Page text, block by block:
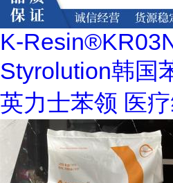
K-
Styrolution韩国
英力士苯领 医